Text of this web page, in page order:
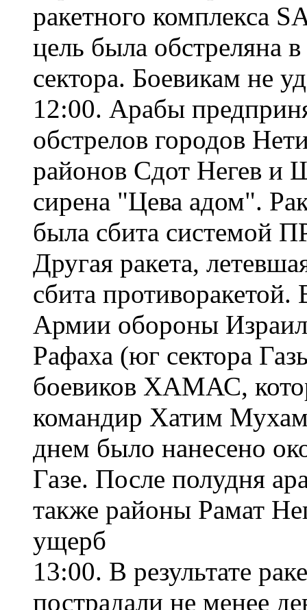
ракетного комплекса
цель была обстреляна
сектора. Боевикам не
12:00. Арабы
обстрелов городов
районов Сдот Негев и
сирена "Цева адом".
была сбита системой
Другая ракета,
сбита
Армии обороны
Рафаха (юг сектора
боевиков ХАМАС,
командир Хатим
днем было нанесено
Газе. После полудня
также районы Рамат
ущерб
13:00. В результате
пострадали не менее